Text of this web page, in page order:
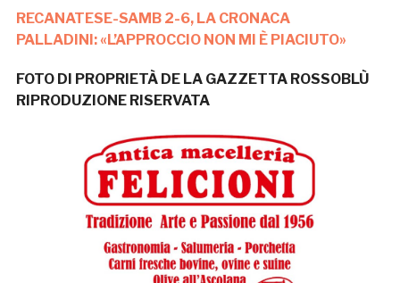
RECANATESE-SAMB 2-6, LA CRONACA
PALLADINI: «L’APPROCCIO NON MI È PIACIUTO»
FOTO DI PROPRIETÀ DE LA GAZZETTA ROSSOBLÙ
RIPRODUZIONE RISERVATA